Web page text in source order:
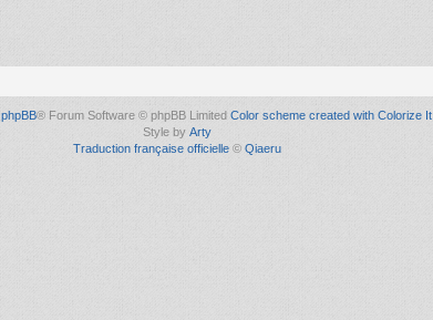
phpBB® Forum Software © phpBB Limited Color scheme created with Colorize It
Style by Arty
Traduction française officielle © Qiaeru